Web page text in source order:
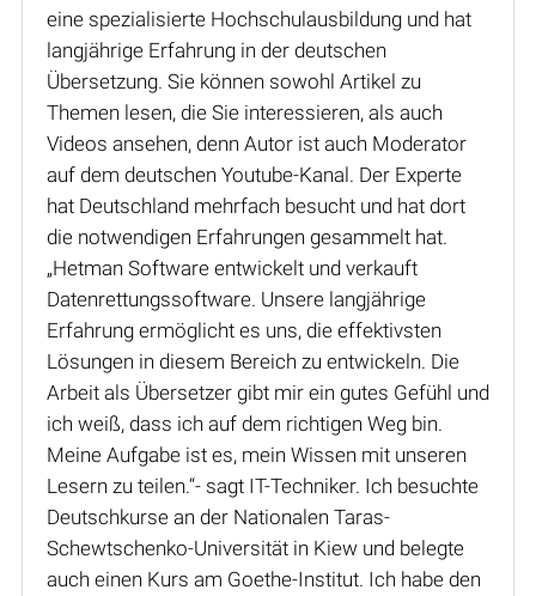
eine spezialisierte Hochschulausbildung und hat
langjährige Erfahrung in der deutschen
Übersetzung. Sie können sowohl Artikel zu
Themen lesen, die Sie interessieren, als auch
Videos ansehen, denn Autor ist auch Moderator
auf dem deutschen Youtube-Kanal. Der Experte
hat Deutschland mehrfach besucht und hat dort
die notwendigen Erfahrungen gesammelt hat.
„Hetman Software entwickelt und verkauft
Datenrettungssoftware. Unsere langjährige
Erfahrung ermöglicht es uns, die effektivsten
Lösungen in diesem Bereich zu entwickeln. Die
Arbeit als Übersetzer gibt mir ein gutes Gefühl und
ich weiß, dass ich auf dem richtigen Weg bin.
Meine Aufgabe ist es, mein Wissen mit unseren
Lesern zu teilen.“- sagt IT-Techniker. Ich besuchte
Deutschkurse an der Nationalen Taras-
Schewtschenko-Universität in Kiew und belegte
auch einen Kurs am Goethe-Institut. Ich habe den